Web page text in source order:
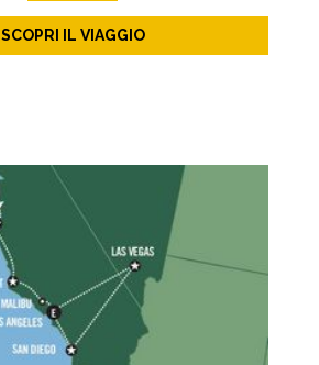
SCOPRI IL VIAGGIO